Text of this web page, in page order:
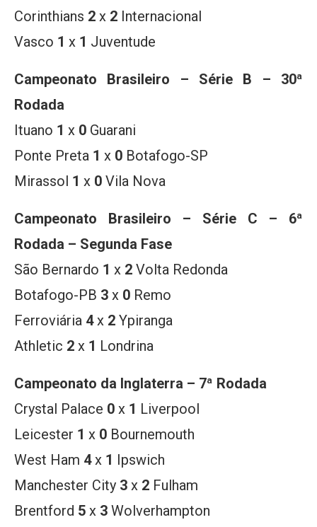
Corinthians 2 x 2 Internacional
Vasco 1 x 1 Juventude
Campeonato Brasileiro – Série B – 30ª
Rodada
Ituano 1 x 0 Guarani
Ponte Preta 1 x 0 Botafogo-SP
Mirassol 1 x 0 Vila Nova
Campeonato Brasileiro – Série C – 6ª
Rodada – Segunda Fase
São Bernardo 1 x 2 Volta Redonda
Botafogo-PB 3 x 0 Remo
Ferroviária 4x 2 Ypiranga
Athletic 2 x 1 Londrina
Campeonato da Inglaterra – 7ª Rodada
Crystal Palace 0 x 1 Liverpool
Leicester 1 x 0 Bournemouth
West Ham 4x 1 Ipswich
Manchester City 3 x 2 Fulham
Brentford 5 x 3 Wolverhampton